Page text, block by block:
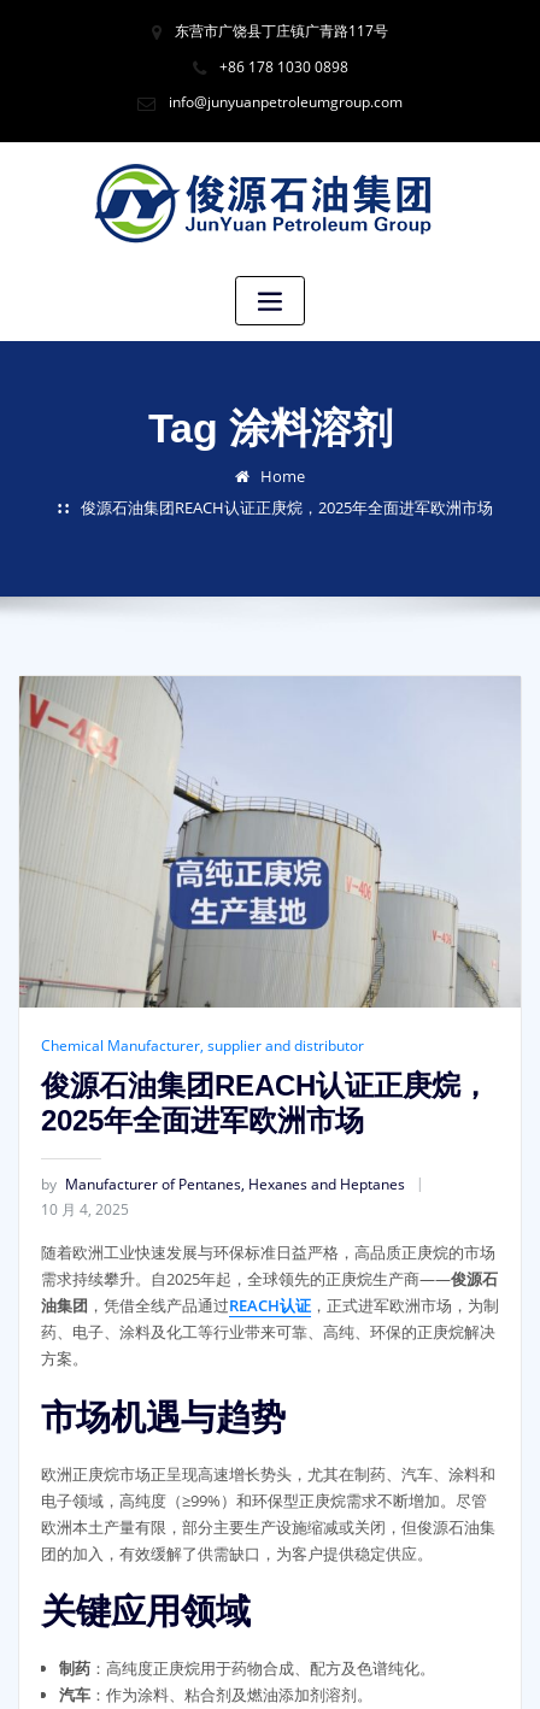
东营市广饶县丁庄镇广青路117号
+86 178 1030 0898
info@junyuanpetroleumgroup.com
Tag 涂料溶剂
Home
俊源石油集团REACH认证正庚烷，2025年全面进军欧洲市场
Chemical Manufacturer, supplier and distributor
俊源石油集团REACH认证正庚烷，
2025年全面进军欧洲市场
by Manufacturer of Pentanes, Hexanes and Heptanes
10 月 4, 2025
随着欧洲工业快速发展与环保标准日益严格，高品质正庚烷的市场
需求持续攀升。自2025年起，全球领先的正庚烷生产商——俊源石
油集团 ，凭借全线产品通过REACH认证，正式进军欧洲市场，为制
药、电子、涂料及化工等行业带来可靠、高纯、环保的正庚烷解决
方案。
市场机遇与趋势
欧洲正庚烷市场正呈现高速增长势头，尤其在制药、汽车、涂料和
电子领域，高纯度（≥99%）和环保型正庚烷需求不断增加。尽管
欧洲本土产量有限，部分主要生产设施缩减或关闭，但俊源石油集
团的加入，有效缓解了供需缺口，为客户提供稳定供应。
关键应用领域
制药：高纯度正庚烷用于药物合成、配方及色谱纯化。
汽车：作为涂料、粘合剂及燃油添加剂溶剂。